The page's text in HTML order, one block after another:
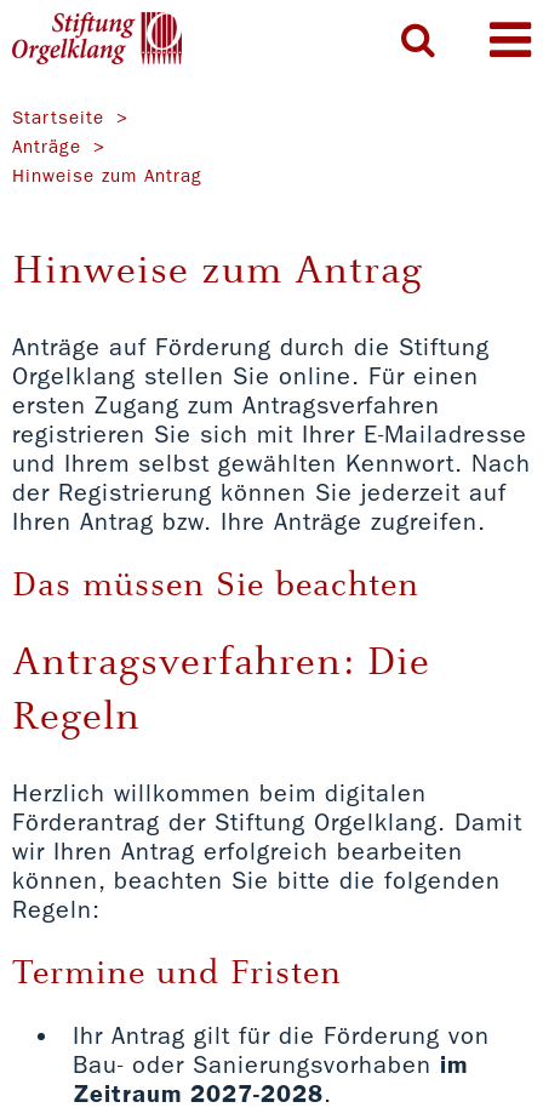
Startseite
Anträge
Hinweise zum Antrag
Hinweise zum Antrag
Anträge auf Förderung durch die Stiftung
Orgelklang stellen Sie online. Für einen
ersten Zugang zum Antragsverfahren
registrieren Sie sich mit Ihrer E-Mailadresse
und Ihrem selbst gewählten Kennwort. Nach
der Registrierung können Sie jederzeit auf
Ihren Antrag bzw. Ihre Anträge zugreifen.
Das müssen Sie beachten
Antragsverfahren: Die
Regeln
Herzlich willkommen beim digitalen
Förderantrag der Stiftung Orgelklang. Damit
wir Ihren Antrag erfolgreich bearbeiten
können, beachten Sie bitte die folgenden
Regeln:
Termine und Fristen
Ihr Antrag gilt für die Förderung von
Bau- oder Sanierungsvorhaben im
Zeitraum 2027-2028.